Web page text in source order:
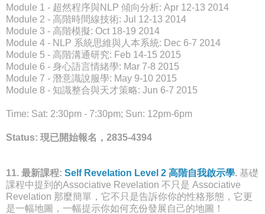
Module 1 - 超然程序與NLP 傾向分析: Apr 12-13 2014
Module 2 - 高階時間線技術: Jul 12-13 2014
Module 3 - 高階模擬: Oct 18-19 2014
Module 4 - NLP 系統思維與人本系統: Dec 6-7 2014
Module 5 - 高階溝通研究: Feb 14-15 2015
Module 6 - 身心語言情緒學: Mar 7-8 2015
Module 7 - 潛意識說服學: May 9-10 2015
Module 8 - 知識整合與天才策略: Jun 6-7 2015
Time: Sat: 2:30pm - 7:30pm; Sun: 12pm-6pm
Status: 現已開始報名，2835-4394
11. 最新課程: Self Revelation Level 2 高階自我啟示學. 基礎
課程中提到的Associative Revelation 不只是 Associative
Revelation 那麼簡單，它不只是告訴你你的性格形態，它更
是一幅地圖，一幅提示你如何充份發展自己的地圖！